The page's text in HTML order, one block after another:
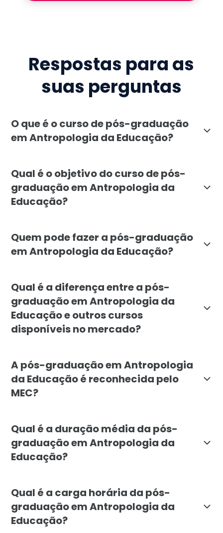
Respostas para as
suas perguntas
O que é o curso de pós-graduação
em Antropologia da Educação?
Qual é o objetivo do curso de pós-
graduação em Antropologia da
Educação?
Quem pode fazer a pós-graduação
em Antropologia da Educação?
Qual é a diferença entre a pós-
graduação em Antropologia da
Educação e outros cursos
disponíveis no mercado?
A pós-graduação em Antropologia
da Educação é reconhecida pelo
MEC?
Qual é a duração média da pós-
graduação em Antropologia da
Educação?
Qual é a carga horária da pós-
graduação em Antropologia da
Educação?